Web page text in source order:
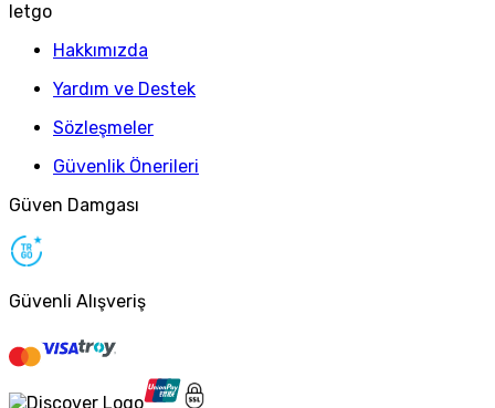
letgo
Hakkımızda
Yardım ve Destek
Sözleşmeler
Güvenlik Önerileri
Güven Damgası
Güvenli Alışveriş